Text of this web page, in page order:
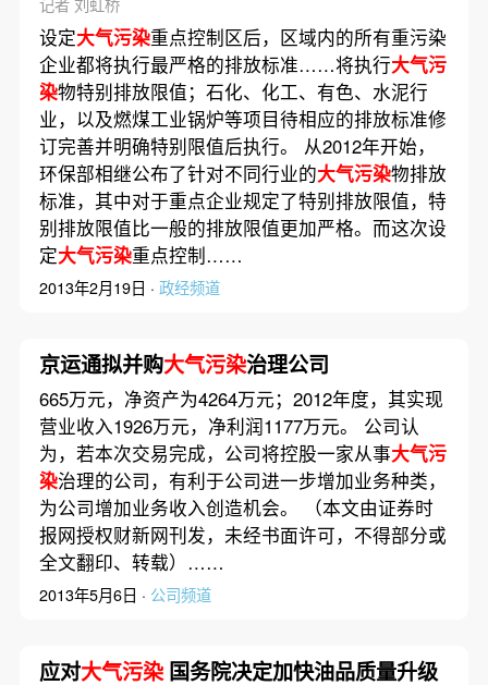
设定大气污染重点控制区后，区域内的所有重污染
企业都将执行最严格的排放标准……将执行大气污
染物特别排放限值；石化、化工、有色、水泥行
业，以及燃煤工业锅炉等项目待相应的排放标准修
订完善并明确特别限值后执行。 从2012年开始，
环保部相继公布了针对不同行业的大气污染物排放
标准，其中对于重点企业规定了特别排放限值，特
别排放限值比一般的排放限值更加严格。而这次设
定大气污染重点控制……
2013年2月19日 · 政经频道
京运通拟并购大气污染治理公司
665万元，净资产为4264万元；2012年度，其实现
营业收入1926万元，净利润1177万元。 公司认
为，若本次交易完成，公司将控股一家从事大气污
染治理的公司，有利于公司进一步增加业务种类，
为公司增加业务收入创造机会。 （本文由证券时
报网授权财新网刊发，未经书面许可，不得部分或
全文翻印、转载）……
2013年5月6日 · 公司频道
应对大气污染国务院决定加快油品质量升级